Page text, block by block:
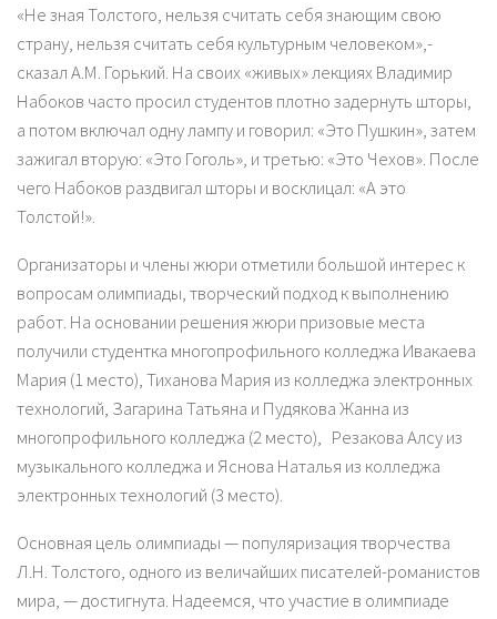
«Не зная Толстого, нельзя считать себя знающим свою
страну, нельзя считать себя культурным человеком»,-
сказал А.М. Горький. На своих «живых» лекциях Владимир
Набоков часто просил студентов плотно задернуть шторы,
а потом включал одну лампу и говорил: «Это Пушкин», затем
зажигал вторую: «Это Гоголь», и третью: «Это Чехов». После
чего Набоков раздвигал шторы и восклицал: «А это
Толстой!».
Организаторы и члены жюри отметили большой интерес к
вопросам олимпиады, творческий подход к выполнению
работ. На основании решения жюри призовые места
получили студентка многопрофильного колледжа Ивакаева
Мария (1 место), Тиханова Мария из колледжа электронных
технологий, Загарина Татьяна и Пудякова Жанна из
многопрофильного колледжа (2 место), Резакова Алсу из
музыкального колледжа и Яснова Наталья из колледжа
электронных технологий (3 место).
Основная цель олимпиады — популяризация творчества
Л.Н. Толстого, одного из величайших писателей-романистов
мира, — достигнута. Надеемся, что участие в олимпиаде